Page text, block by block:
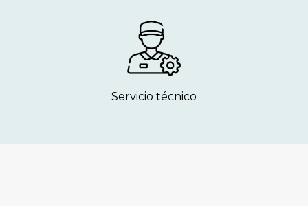
Servicio técnico